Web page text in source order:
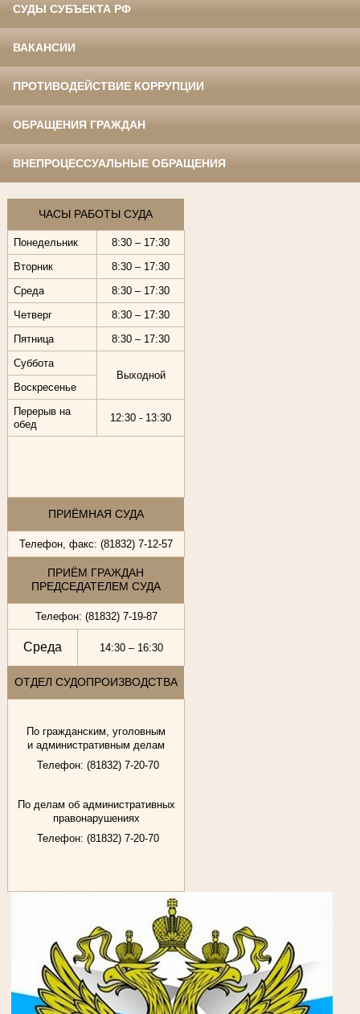
СУДЫ СУБЪЕКТА РФ
ВАКАНСИИ
ПРОТИВОДЕЙСТВИЕ КОРРУПЦИИ
ОБРАЩЕНИЯ ГРАЖДАН
ВНЕПРОЦЕССУАЛЬНЫЕ ОБРАЩЕНИЯ
ЧАСЫ РАБОТЫ СУДА
Понедельник
8:30 – 17:30
Вторник
8:30 – 17:30
Среда
8:30 – 17:30
Четверг
8:30 – 17:30
Пятница
8:30 – 17:30
Суббота
Выходной
Воскресенье
Перерыв на
обед
12:30 - 13:30
ПРИЁМНАЯ СУДА
Телефон, факс: (81832) 7-12-57
ПРИЁМ ГРАЖДАН
ПРЕДСЕДАТЕЛЕМ СУДА
Телефон: (81832) 7-19-87
Среда 14:30 – 16:30
ОТДЕЛ СУДОПРОИЗВОДСТВА
По гражданским, уголовным
и административным делам
Телефон: (81832) 7-20-70
По делам об административных
правонарушениях
Телефон: (81832) 7-20-70